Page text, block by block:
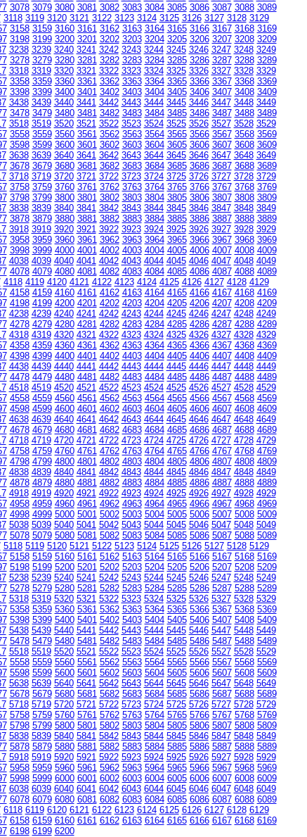
3078 3079 3080 3081 3082 3083 3084 3085 3086 3087 3088 3089
3118 3119 3120 3121 3122 3123 3124 3125 3126 3127 3128 3129
3158 3159 3160 3161 3162 3163 3164 3165 3166 3167 3168 3169
3198 3199 3200 3201 3202 3203 3204 3205 3206 3207 3208 3209
3238 3239 3240 3241 3242 3243 3244 3245 3246 3247 3248 3249
3278 3279 3280 3281 3282 3283 3284 3285 3286 3287 3288 3289
3318 3319 3320 3321 3322 3323 3324 3325 3326 3327 3328 3329
3358 3359 3360 3361 3362 3363 3364 3365 3366 3367 3368 3369
3398 3399 3400 3401 3402 3403 3404 3405 3406 3407 3408 3409
3438 3439 3440 3441 3442 3443 3444 3445 3446 3447 3448 3449
3478 3479 3480 3481 3482 3483 3484 3485 3486 3487 3488 3489
3518 3519 3520 3521 3522 3523 3524 3525 3526 3527 3528 3529
3558 3559 3560 3561 3562 3563 3564 3565 3566 3567 3568 3569
3598 3599 3600 3601 3602 3603 3604 3605 3606 3607 3608 3609
3638 3639 3640 3641 3642 3643 3644 3645 3646 3647 3648 3649
3678 3679 3680 3681 3682 3683 3684 3685 3686 3687 3688 3689
3718 3719 3720 3721 3722 3723 3724 3725 3726 3727 3728 3729
3758 3759 3760 3761 3762 3763 3764 3765 3766 3767 3768 3769
3798 3799 3800 3801 3802 3803 3804 3805 3806 3807 3808 3809
3838 3839 3840 3841 3842 3843 3844 3845 3846 3847 3848 3849
3878 3879 3880 3881 3882 3883 3884 3885 3886 3887 3888 3889
3918 3919 3920 3921 3922 3923 3924 3925 3926 3927 3928 3929
3958 3959 3960 3961 3962 3963 3964 3965 3966 3967 3968 3969
3998 3999 4000 4001 4002 4003 4004 4005 4006 4007 4008 4009
4038 4039 4040 4041 4042 4043 4044 4045 4046 4047 4048 4049
4078 4079 4080 4081 4082 4083 4084 4085 4086 4087 4088 4089
4118 4119 4120 4121 4122 4123 4124 4125 4126 4127 4128 4129
4158 4159 4160 4161 4162 4163 4164 4165 4166 4167 4168 4169
4198 4199 4200 4201 4202 4203 4204 4205 4206 4207 4208 4209
4238 4239 4240 4241 4242 4243 4244 4245 4246 4247 4248 4249
4278 4279 4280 4281 4282 4283 4284 4285 4286 4287 4288 4289
4318 4319 4320 4321 4322 4323 4324 4325 4326 4327 4328 4329
4358 4359 4360 4361 4362 4363 4364 4365 4366 4367 4368 4369
4398 4399 4400 4401 4402 4403 4404 4405 4406 4407 4408 4409
4438 4439 4440 4441 4442 4443 4444 4445 4446 4447 4448 4449
4478 4479 4480 4481 4482 4483 4484 4485 4486 4487 4488 4489
4518 4519 4520 4521 4522 4523 4524 4525 4526 4527 4528 4529
4558 4559 4560 4561 4562 4563 4564 4565 4566 4567 4568 4569
4598 4599 4600 4601 4602 4603 4604 4605 4606 4607 4608 4609
4638 4639 4640 4641 4642 4643 4644 4645 4646 4647 4648 4649
4678 4679 4680 4681 4682 4683 4684 4685 4686 4687 4688 4689
4718 4719 4720 4721 4722 4723 4724 4725 4726 4727 4728 4729
4758 4759 4760 4761 4762 4763 4764 4765 4766 4767 4768 4769
4798 4799 4800 4801 4802 4803 4804 4805 4806 4807 4808 4809
4838 4839 4840 4841 4842 4843 4844 4845 4846 4847 4848 4849
4878 4879 4880 4881 4882 4883 4884 4885 4886 4887 4888 4889
4918 4919 4920 4921 4922 4923 4924 4925 4926 4927 4928 4929
4958 4959 4960 4961 4962 4963 4964 4965 4966 4967 4968 4969
4998 4999 5000 5001 5002 5003 5004 5005 5006 5007 5008 5009
5038 5039 5040 5041 5042 5043 5044 5045 5046 5047 5048 5049
5078 5079 5080 5081 5082 5083 5084 5085 5086 5087 5088 5089
5118 5119 5120 5121 5122 5123 5124 5125 5126 5127 5128 5129
5158 5159 5160 5161 5162 5163 5164 5165 5166 5167 5168 5169
5198 5199 5200 5201 5202 5203 5204 5205 5206 5207 5208 5209
5238 5239 5240 5241 5242 5243 5244 5245 5246 5247 5248 5249
5278 5279 5280 5281 5282 5283 5284 5285 5286 5287 5288 5289
5318 5319 5320 5321 5322 5323 5324 5325 5326 5327 5328 5329
5358 5359 5360 5361 5362 5363 5364 5365 5366 5367 5368 5369
5398 5399 5400 5401 5402 5403 5404 5405 5406 5407 5408 5409
5438 5439 5440 5441 5442 5443 5444 5445 5446 5447 5448 5449
5478 5479 5480 5481 5482 5483 5484 5485 5486 5487 5488 5489
5518 5519 5520 5521 5522 5523 5524 5525 5526 5527 5528 5529
5558 5559 5560 5561 5562 5563 5564 5565 5566 5567 5568 5569
5598 5599 5600 5601 5602 5603 5604 5605 5606 5607 5608 5609
5638 5639 5640 5641 5642 5643 5644 5645 5646 5647 5648 5649
5678 5679 5680 5681 5682 5683 5684 5685 5686 5687 5688 5689
5718 5719 5720 5721 5722 5723 5724 5725 5726 5727 5728 5729
5758 5759 5760 5761 5762 5763 5764 5765 5766 5767 5768 5769
5798 5799 5800 5801 5802 5803 5804 5805 5806 5807 5808 5809
5838 5839 5840 5841 5842 5843 5844 5845 5846 5847 5848 5849
5878 5879 5880 5881 5882 5883 5884 5885 5886 5887 5888 5889
5918 5919 5920 5921 5922 5923 5924 5925 5926 5927 5928 5929
5958 5959 5960 5961 5962 5963 5964 5965 5966 5967 5968 5969
5998 5999 6000 6001 6002 6003 6004 6005 6006 6007 6008 6009
6038 6039 6040 6041 6042 6043 6044 6045 6046 6047 6048 6049
6078 6079 6080 6081 6082 6083 6084 6085 6086 6087 6088 6089
6118 6119 6120 6121 6122 6123 6124 6125 6126 6127 6128 6129
6158 6159 6160 6161 6162 6163 6164 6165 6166 6167 6168 6169
6198 6199 6200